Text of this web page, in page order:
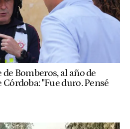
Bomberos, al año de
"Fue duro. Pensé